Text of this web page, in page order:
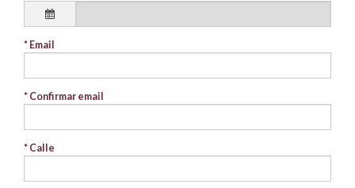
* Email
* Confirmar email
* Calle